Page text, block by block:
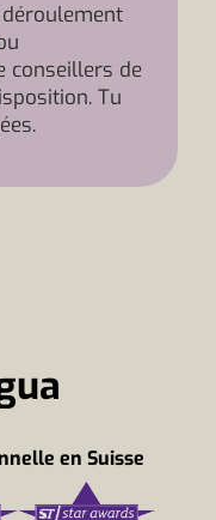
conseillers de
Tu
en Suisse